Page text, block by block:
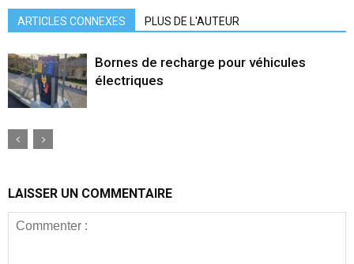
ARTICLES CONNEXES PLUS DE L'AUTEUR
Bornes de recharge pour véhicules
électriques
LAISSER UN COMMENTAIRE